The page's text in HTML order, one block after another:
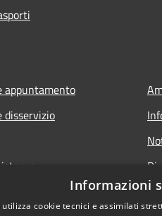
appuntamento
disservizio
Informazioni
utilizza cookie tecnici e assimilati